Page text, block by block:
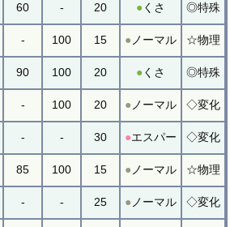
60 - 20 ●くさ ◎特殊
- 100 15 ● ノーマル ☆物理
90 100 20 ●くさ ◎特殊
- 100 20 ● ノーマル ◇変化
- - 30 ●エスパー ◇変化
85 100 15 ● ノーマル ☆物理
- - 25 ● ノーマル ◇変化